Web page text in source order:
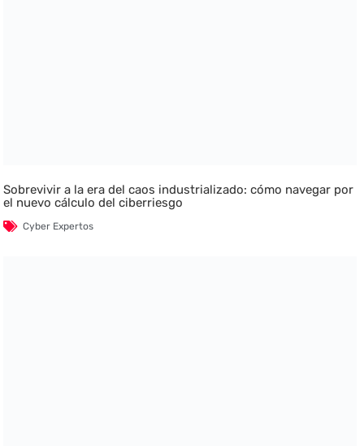
Sobrevivir a la era del caos industrializado: cómo navegar por
el nuevo cálculo del ciberriesgo
Cyber Expertos